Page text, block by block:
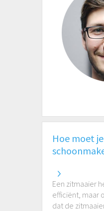
Hoe moet
Een zitmaaier
efficiënt, maar
dat de